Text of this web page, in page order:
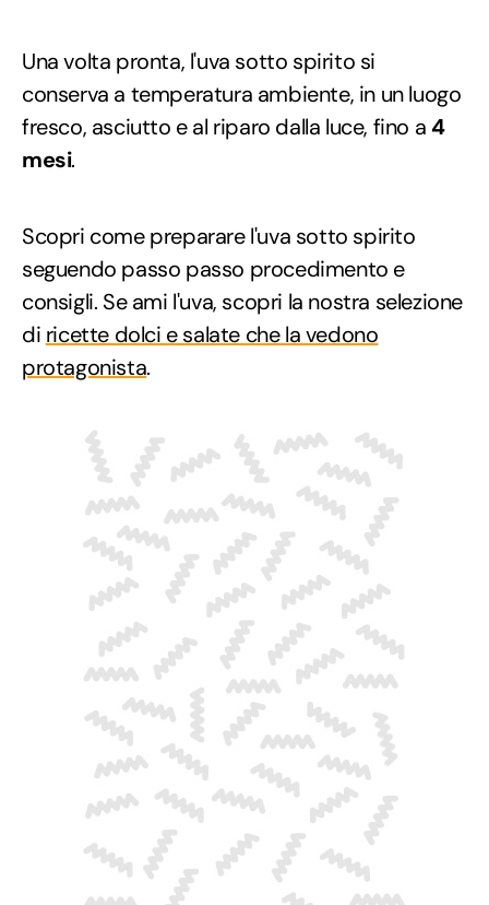
Una volta pronta, l'uva sotto spirito si
conserva a temperatura ambiente, in un luogo
fresco, asciutto e al riparo dalla luce, fino a4
mesi.
Scopri come preparare l'uva sotto spirito
seguendo passo passo procedimento e
consigli. Se ami l'uva, scopri la nostra selezione
di ricette dolci e salate che la vedono
protagonista.